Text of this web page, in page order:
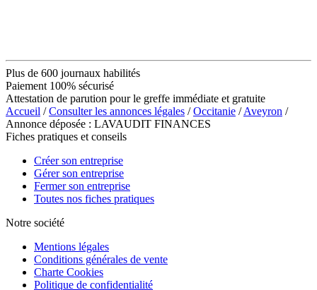
Plus de 600 journaux habilités
Paiement 100% sécurisé
Attestation de parution pour le greffe immédiate et gratuite
Accueil /Consulter les annonces légales /Occitanie /Aveyron /
Annonce déposée : LAVAUDIT FINANCES
Fiches pratiques et conseils
Créer son entreprise
Gérer son entreprise
Fermer son entreprise
Toutes nos fiches pratiques
Notre société
Mentions légales
Conditions générales de vente
Charte Cookies
Politique de confidentialité